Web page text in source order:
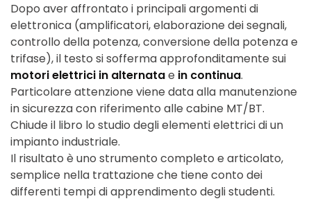
Dopo aver affrontato i principali argomenti di
elettronica (amplificatori, elaborazione dei segnali,
controllo della potenza, conversione della potenza e
trifase), il testo si sofferma approfonditamente sui
motori elettrici in alternatae in continua.
Particolare attenzione viene data alla manutenzione
in sicurezza con riferimento alle cabine MT/BT.
Chiude il libro lo studio degli elementi elettrici di un
impianto industriale.
Il risultato è uno strumento completo e articolato,
semplice nella trattazione che tiene conto dei
differenti tempi di apprendimento degli studenti.